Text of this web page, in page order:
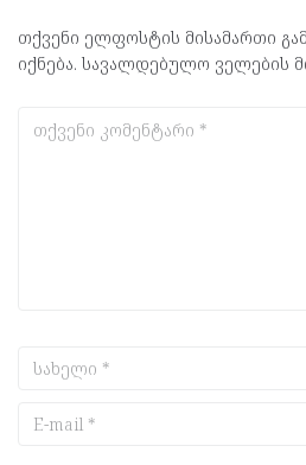
თქვენი ელფოსტის მისამართი
იქნება. სავალდებულო ველების